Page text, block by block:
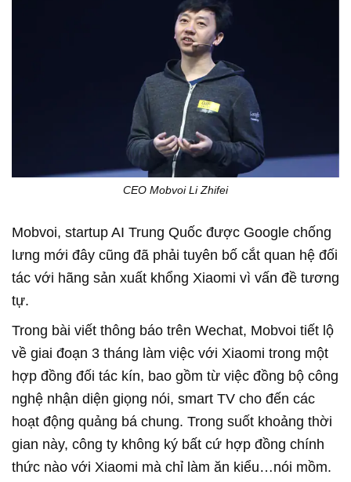
CEO Mobvoi Li Zhifei
Mobvoi, startup AI Trung Quốc được Google chống
lưng mới đây cũng đã phải tuyên bố cắt quan hệ đối
tác với hãng sản xuất khổng Xiaomi vì vấn đề tương
tự.
Trong bài viết thông báo trên Wechat, Mobvoi tiết lộ
về giai đoạn 3 tháng làm việc với Xiaomi trong một
hợp đồng đối tác kín, bao gồm từ việc đồng bộ công
nghệ nhận diện giọng nói, smart TV cho đến các
hoạt động quảng bá chung. Trong suốt khoảng thời
gian này, công ty không ký bất cứ hợp đồng chính
thức nào với Xiaomi mà chỉ làm ăn kiểu…nói mồm.